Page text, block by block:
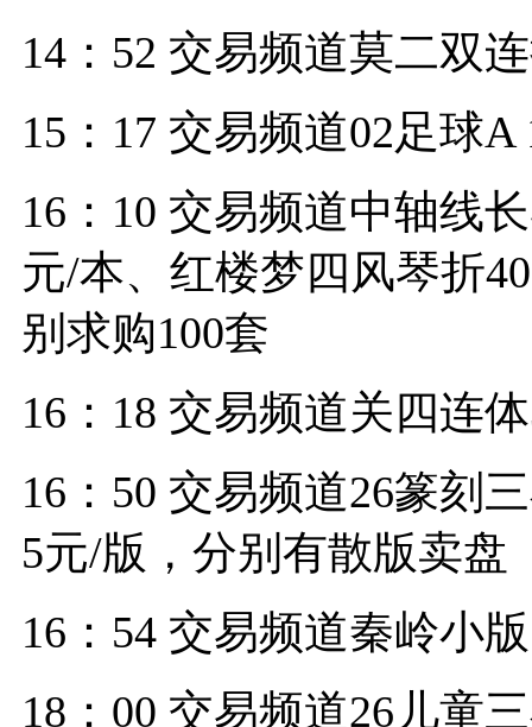
14：52 交易频道莫二双
15：17 交易频道02足球
16：10 交易频道中轴线
元/本、红楼梦四风琴折
别求购100套
16：18 交易频道关四连
16：50 交易频道26篆刻
5元/版，分别有散版卖盘
16：54 交易频道秦岭小
18：00 交易频道26儿童